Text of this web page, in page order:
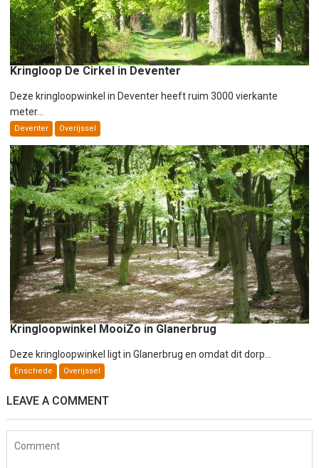
Kringloop De Cirkel in Deventer
Deze kringloopwinkel in Deventer heeft ruim 3000 vierkante
meter...
Deventer Overijssel
Kringloopwinkel MooiZo in Glanerbrug
Deze kringloopwinkel ligt in Glanerbrug en omdat dit dorp...
Enschede Overijssel
LEAVE A COMMENT